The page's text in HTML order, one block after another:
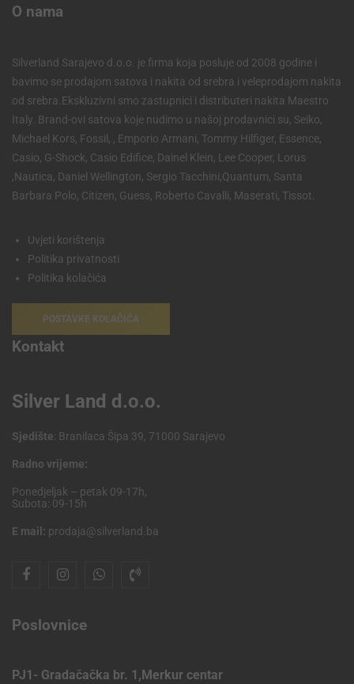
O nama
Silverland Sarajevo d.o.o. je firma koja posluje od 2008 godine i
bavimo se prodajom satova i nakita od srebra i veleprodajom nakita
od srebra.Ekskluzivni smo zastupnici i distributeri nakita Maestro
Italy. Brand-ovi satova koje nudimo u našoj prodavnici su, Seiko,
Michael Kors, Fossil, , Emporio Armani, Tommy Hilfiger, Essence,
Casio, G-Shock, Casio Edifice, Dainel Klein, Lee Cooper, Lorus
,Nautica, Daniel Wellington, Sergio Tacchini,Quantum, Santa
Barbara Polo, Citizen, Guess, Roberto Cavalli, Maserati, Tissot.
Uvjeti korištenja
Politika privatnosti
Politika kolačića
POSTAVKE KOLAČIĆA
Kontakt
Silver Land d.o.o.
Sjedište: Branilaca Šipa 39, 71000 Sarajevo
Radno vrijeme:
Ponedjeljak – petak 09-17h,
Subota: 09-15h
E mail: prodaja@silverland.ba
Poslovnice
PJ1- Gradačačka br. 1,Merkur centar